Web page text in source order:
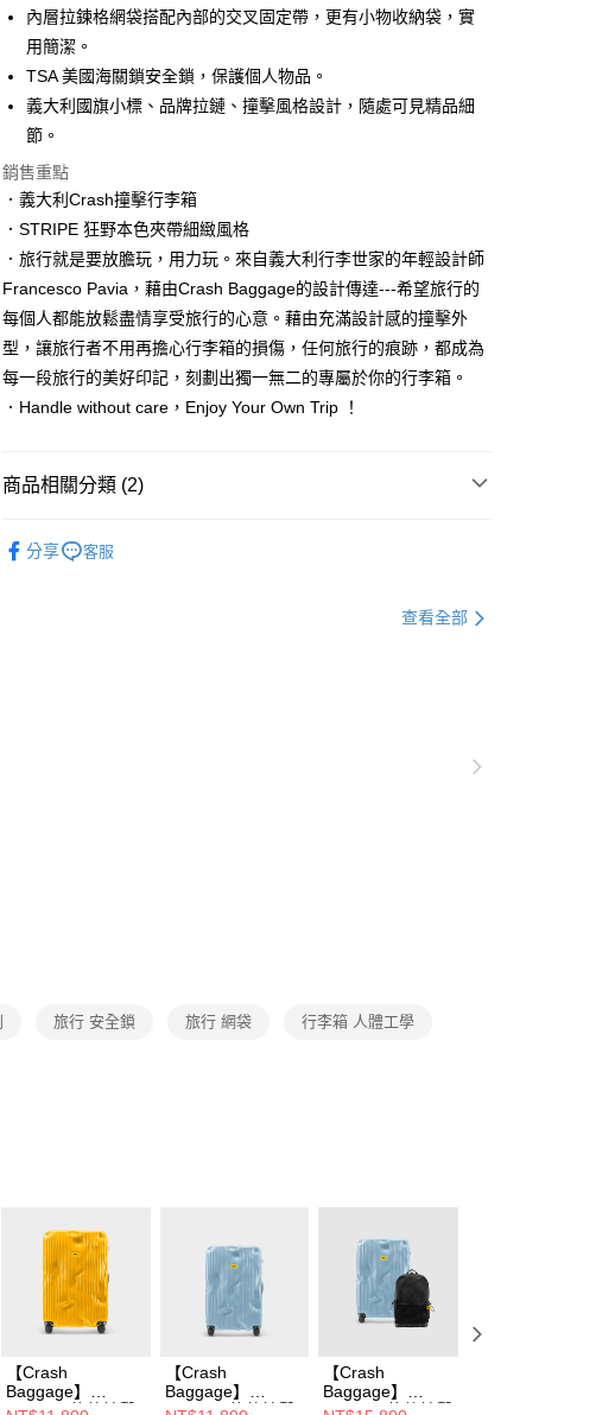
台灣樂天信用卡公司
運送方式
宅配
每筆NT$100，滿NT$999(含以上)免運費
內層拉鍊格網袋搭配內部的交叉固定帶，更有小物收納袋，實
用簡潔。
TSA 美國海關鎖安全鎖，保護個人物品。
義大利國旗小標、品牌拉鏈、撞擊風格設計，隨處可見精品細
節。
銷售重點
．義大利Crash撞擊行李箱
．STRIPE 狂野本色夾帶細緻風格
．旅行就是要放膽玩，用力玩。來自義大利行李世家的年輕設計師
Francesco Pavia，藉由Crash Baggage的設計傳達---希望旅行的
每個人都能放鬆盡情享受旅行的心意。藉由充滿設計感的撞擊外
型，讓旅行者不用再擔心行李箱的損傷，任何旅行的痕跡，都成為
每一段旅行的美好印記，刻劃出獨一無二的專屬於你的行李箱。
．Handle without care，Enjoy Your Own Trip ！
商品相關分類 (2)
分享 客服
查看全部
旅行 安全鎖 旅行 網袋 行李箱 人體工學
【Crash
Baggage】
STRIPE 條紋撞擊
【Crash
Baggage】
STRIPE 條紋撞擊
【Crash
Baggage】
STRIPE 條紋撞擊